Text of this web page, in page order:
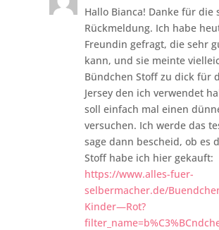
Hallo Bianca! Danke für die
Rückmeldung. Ich habe
Freundin gefragt, die sehr
kann, und sie meinte
Bündchen Stoff zu dick für
Jersey den ich verwendet
soll einfach mal einen
versuchen. Ich werde das
sage dann bescheid, ob es
Stoff habe ich hier gekauft:
https://www.alles-fuer-
selbermacher.de/
Kinder—Rot?